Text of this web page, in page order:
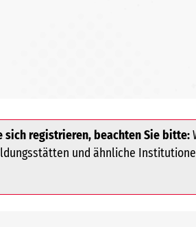
sich registrieren, beachten Sie bitte:
und ähnliche